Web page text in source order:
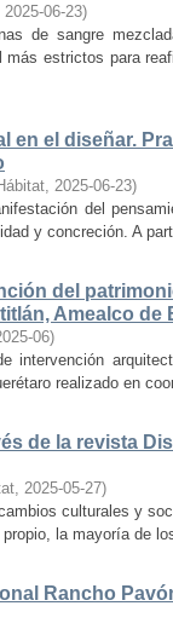
2025-06-23)
de sangre
estrictos para
en el diseñar.
, 2025-06-23)
del
y concreción. A
del
Amealco de
06)
intervención
realizado en
de la revista
, 2025-05-27)
culturales y
la mayoría de
Rancho